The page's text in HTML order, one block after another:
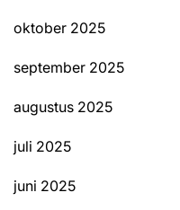
oktober 2025
september 2025
augustus 2025
juli 2025
juni 2025